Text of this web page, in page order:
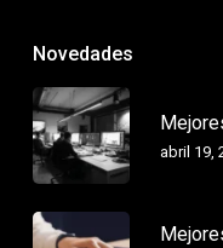
Novedades
abril 19,